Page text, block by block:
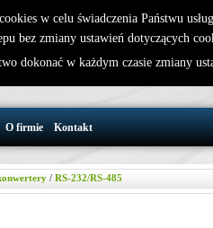
32 721 86 72
support@wirelesslan.com.pl
O firmie Kontakt
/ RS-232/RS-485
w celu świadczenia Państwu
bez zmiany ustawień dotyczących
dokonać w każdym czasie zmiany